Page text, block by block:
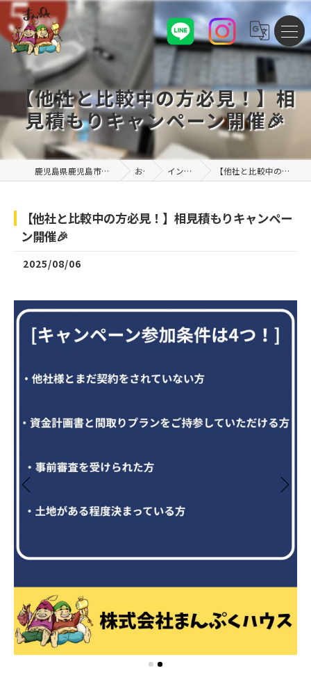
【他社と比較中の方必見！】相
見積もりキャンペーン開催🎉
鹿児島県鹿児島市の注文住宅なら株式会社まんぷくハウス お知らせ インスタグラム投稿 【他社と比較中の方必見！】相見積もりキャンペーン開催🎉
【他社と比較中の方必見！】相見積もりキャンペー
ン開催🎉
2025/08/06